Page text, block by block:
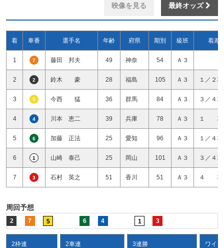
映像を見る 最終オッズ
着 車番 選手名 年齢 府県 期別 級班 着差
1 7 藤田 邦夫 49 神奈 54 Ａ３
2 2 鈴木 豪 28 福島 105 Ａ３ １／２
3 5 今西 猛 36 群馬 84 Ａ３ ３／４
4 4 川本 恵二 39 兵庫 78 Ａ３ １ 車
5 6 加藤 正法 25 愛知 96 Ａ３ １／４
6 1 山崎 泰己 25 岡山 101 Ａ３ ３／４
7 3 石村 英之 51 香川 51 Ａ３ ４ 車
周回予想
2 7 5 6 4 1 3
2枠連 2車連 3連勝 ワイド